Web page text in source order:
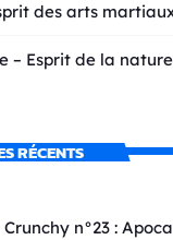
des arts
– Esprit de la nature
RÉCENTS
n°23 :